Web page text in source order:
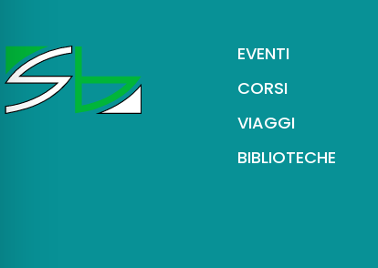
EVENTI
CORSI
VIAGGI
BIBLIOTECHE